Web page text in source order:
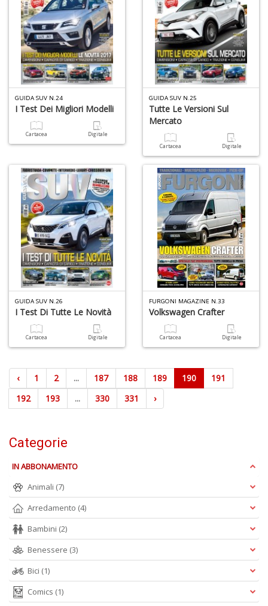
GUIDA SUV N.24
I Test Dei Migliori Modelli
Cartacea Digitale
GUIDA SUV N.25
Tutte Le Versioni Sul
Mercato
Cartacea Digitale
GUIDA SUV N.26
I Test Di Tutte Le Novità
Cartacea Digitale
FURGONI MAGAZINE N.33
Volkswagen Crafter
Cartacea Digitale
‹ 1 2 ... 187 188 189 190
191
192
193 ... 330 331 ›
Categorie
IN ABBONAMENTO
Animali (7)
Arredamento (4)
Bambini (2)
Benessere (3)
Bici (1)
Comics (1)